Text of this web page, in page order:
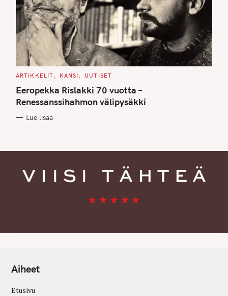
C
T
E
G
O
I
ARTIKKELIT KANSI UUTISET
Eeropekka Rislakki 70 vuotta –
Renessanssihahmon välipysäkki
Lue lisää
Aiheet
Etusivu